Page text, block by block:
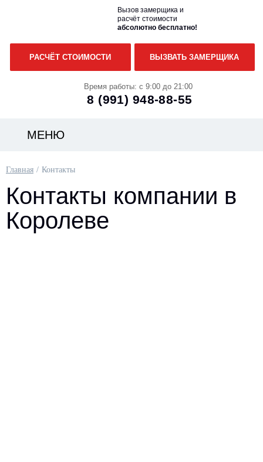
Вызов замерщика и
расчёт стоимости
абсолютно бесплатно!
РАСЧЁТ СТОИМОСТИ ВЫЗВАТЬ ЗАМЕРЩИКА
Время работы: с 9:00 до 21:00
8 (991) 948-88-55
МЕНЮ
Главная Контакты
Контакты компании в
Королеве